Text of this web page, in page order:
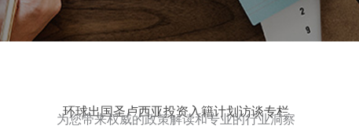
环球出国圣卢西亚投资入籍计划访谈专栏
为您带来权威的政策解读和专业的行业洞察